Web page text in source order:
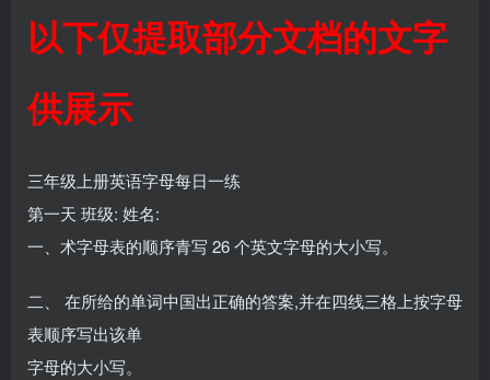
以下仅提取部分文档的文字
供展示
三年级上册英语字母每日一练
第一天 班级: 姓名:
一、术字母表的顺序青写 26 个英文字母的大小写。
二、 在所给的单词中国出正确的答案,并在四线三格上按字母
表顺序写出该单
字母的大小写。